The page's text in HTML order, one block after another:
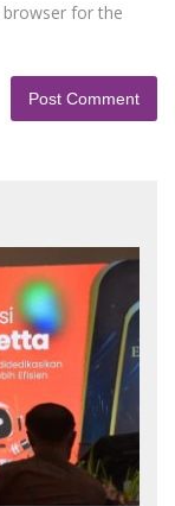
browser for the